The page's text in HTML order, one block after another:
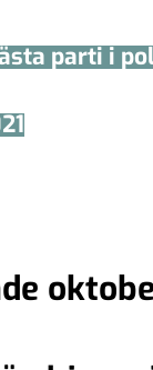
parti i